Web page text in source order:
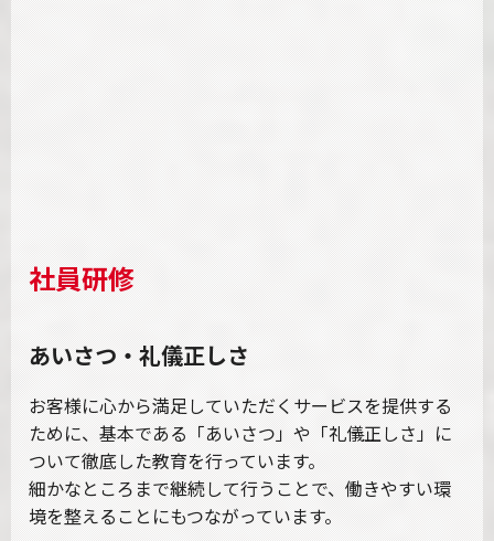
社員研修
あいさつ・礼儀正しさ
お客様に心から満足していただくサービスを提供する
ために、基本である「あいさつ」や「礼儀正しさ」に
ついて徹底した教育を行っています。
細かなところまで継続して行うことで、働きやすい環
境を整えることにもつながっています。